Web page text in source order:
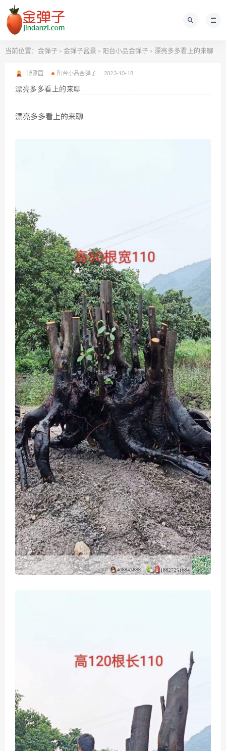
当前位置： 金弹子 > 金弹子盆景 > 阳台小品金弹子 > 漂亮多多看上的来聊
博雅园 阳台小品金弹子 2023-10-18
漂亮多多看上的来聊
漂亮多多看上的来聊